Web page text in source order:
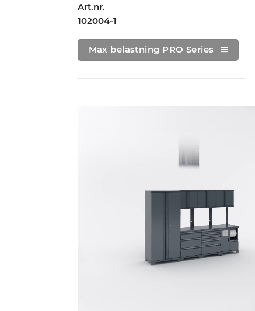
Art.nr.
102004-1
Max belastning PRO Series